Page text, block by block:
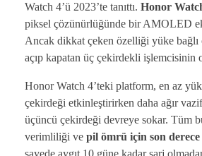
Watch 4’ü 2023’te tanıttı. Honor
piksel çözünürlüğünde bir AMOLED
Ancak dikkat çeken özelliği yüke
açıp kapatan üç çekirdekli işlemcisinin
Honor Watch 4’teki platform, en az
çekirdeği etkinleştirirken daha ağır
üçüncü çekirdeği devreye sokar. Tüm
verimliliği ve pil ömrü için son